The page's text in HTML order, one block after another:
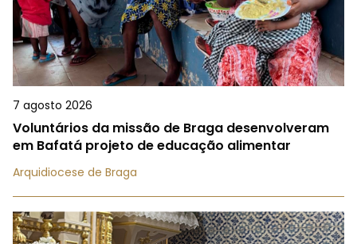
7 agosto 2026
Voluntários da missão de Braga desenvolveram
em Bafatá projeto de educação alimentar
Arquidiocese de Braga